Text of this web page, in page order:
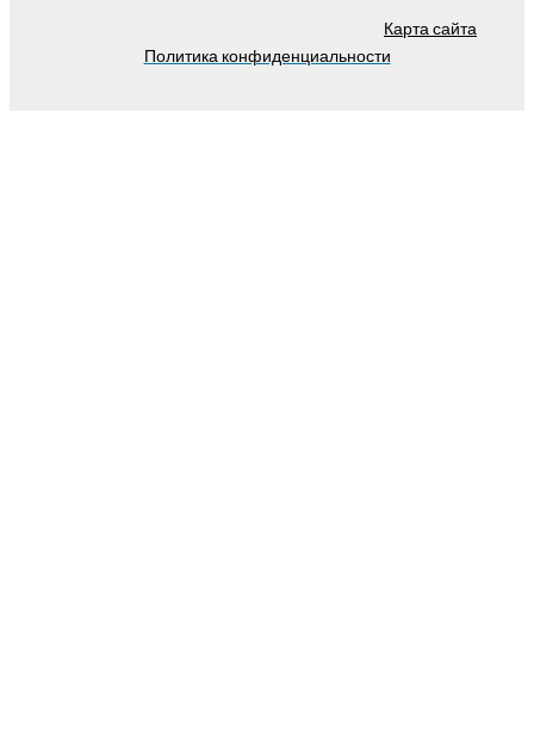
Карта сайта
Политика конфиденциальности